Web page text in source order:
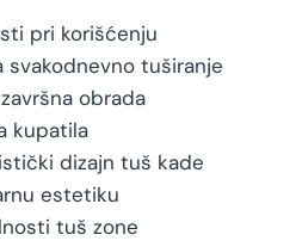
pri korišćenju
tuširanje
obrada
kupatila
dizajn tuš kade
estetiku
tuš zone